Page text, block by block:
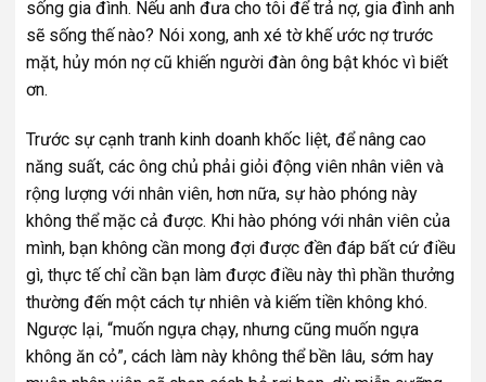
sống gia đình. Nếu anh đưa cho tôi để trả nợ, gia đình anh
sẽ sống thế nào? Nói xong, anh xé tờ khế ước nợ trước
mặt, hủy món nợ cũ khiến người đàn ông bật khóc vì biết
ơn.
Trước sự cạnh tranh kinh doanh khốc liệt, để nâng cao
năng suất, các ông chủ phải giỏi động viên nhân viên và
rộng lượng với nhân viên, hơn nữa, sự hào phóng này
không thể mặc cả được. Khi hào phóng với nhân viên của
mình, bạn không cần mong đợi được đền đáp bất cứ điều
gì, thực tế chỉ cần bạn làm được điều này thì phần thưởng
thường đến một cách tự nhiên và kiếm tiền không khó.
Ngược lại, “muốn ngựa chạy, nhưng cũng muốn ngựa
không ăn cỏ”, cách làm này không thể bền lâu, sớm hay